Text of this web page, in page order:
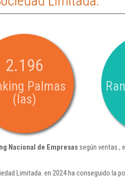
2.196
Palmas
(las)
Nacional de Empresassegún ventas ,
Limitada. en 2024 ha conseguido la